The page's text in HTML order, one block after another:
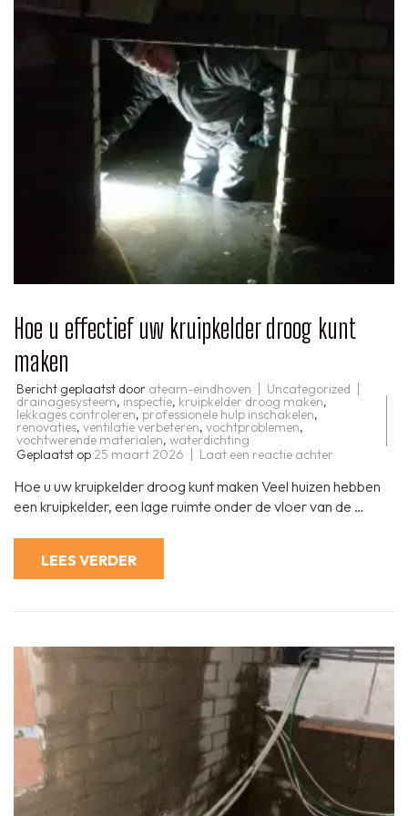
Hoe u effectief uw kruipkelder droog kunt
maken
Bericht geplaatst door ateam-eindhoven Uncategorized
drainagesysteem, inspectie, kruipkelder droog maken,
lekkages controleren, professionele hulp inschakelen,
renovaties, ventilatie verbeteren, vochtproblemen,
vochtwerende materialen, waterdichting
Geplaatst op 25 maart 2026 Laat een reactie achter
u
effectief
uw
kruipkelder
Hoe u uw kruipkelder droog kunt maken Veel huizen hebben
een kruipkelder, een lage ruimte onder de vloer van de …
LEES VERDER